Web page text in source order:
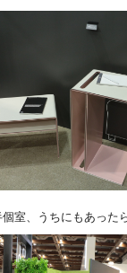
室、うちにもあった